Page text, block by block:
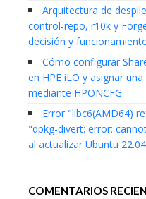
Arquitectura de
control-repo, r10k y
decisión y
Cómo configurar
en HPE iLO y asignar
mediante HPONCFG
Error "libc6(AMD64)
"dpkg-divert: error:
al actualizar Ubuntu
COMENTARIOS